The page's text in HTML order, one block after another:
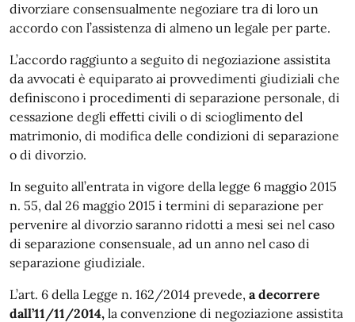
divorziare consensualmente negoziare tra di loro un
accordo con l’assistenza di almeno un legale per parte.
L’accordo raggiunto a seguito di negoziazione assistita
da avvocati è equiparato ai provvedimenti giudiziali che
definiscono i procedimenti di separazione personale, di
cessazione degli effetti civili o di scioglimento del
matrimonio, di modifica delle condizioni di separazione
o di divorzio.
In seguito all’entrata in vigore della legge 6 maggio 2015
n. 55, dal 26 maggio 2015 i termini di separazione per
pervenire al divorzio saranno ridotti a mesi sei nel caso
di separazione consensuale, ad un anno nel caso di
separazione giudiziale.
L’art. 6 della Legge n. 162/2014 prevede, a decorrere
dall’11/11/2014, la convenzione di negoziazione assistita